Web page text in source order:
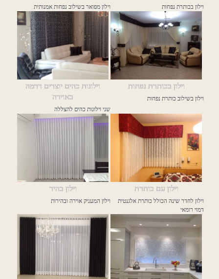
וילון בכותרת נפחות וילון מפואר בשילוב נפחות אמנותית
וילון בכותרת נפחות
וילון בשילוב כותרת נפחות
וילונות כהים יוצרים דרמה
באוירה
שני וילונות כהים להצללה
וילון עם כותרת
וילון לחדר שינה הכולל כותרת אלגנטית
דמוי רומאי
וילון בהיר
וילון המעניק אוירה ובהירות